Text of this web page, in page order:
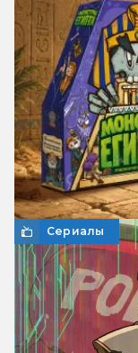
Сериалы